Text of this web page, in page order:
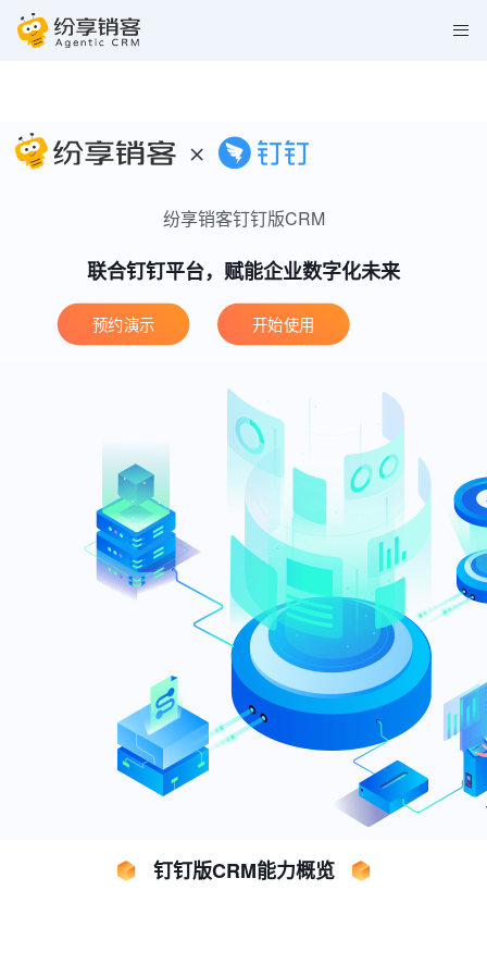
纷享销客钉钉版CRM
联合钉钉平台，赋能企业数字化未来
预约演示 开始使用
钉钉版CRM能力概览